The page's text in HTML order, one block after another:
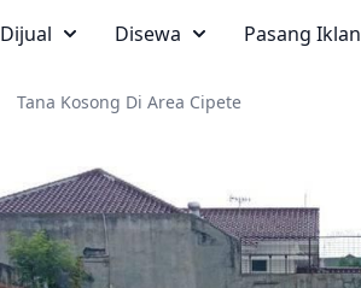
Dijual Disewa Pasang Iklan
Tana Kosong Di Area Cipete